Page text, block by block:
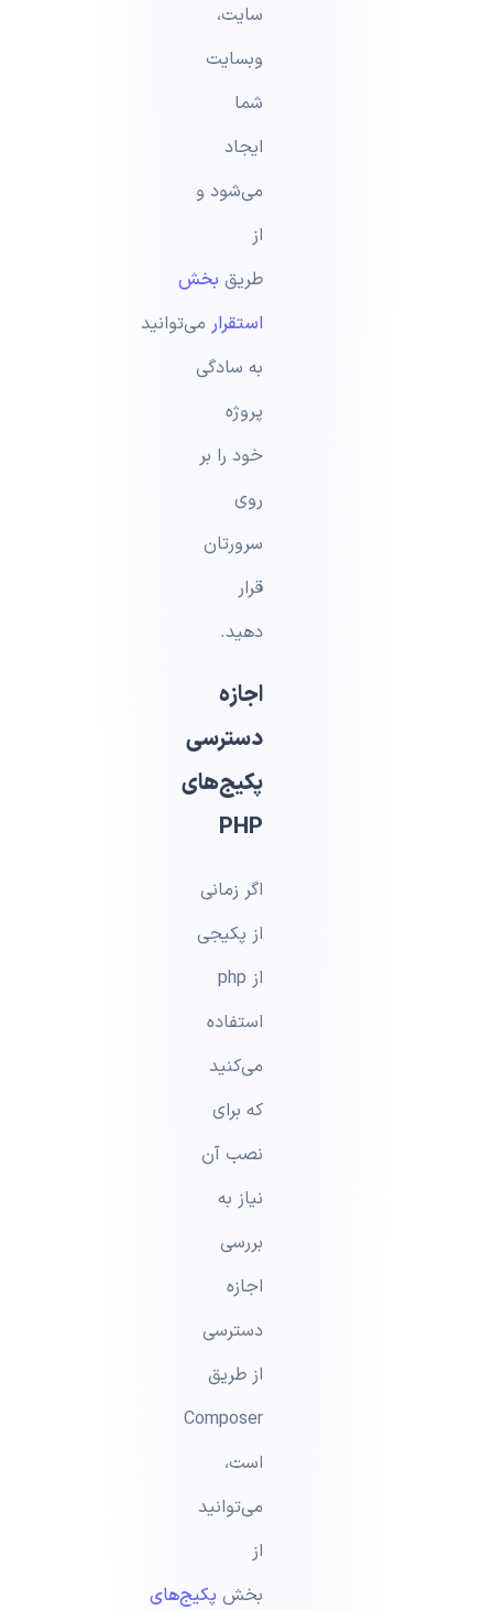
سایت،
وبسایت
شما
ایجاد
می‌شود و
از
طریق بخش
استقرارمی‌توانید
به سادگی
پروژه
خود را بر
روی
سرورتان
قرار
دهید.
اجازه
دسترسی
پکیج‌های
PHP
اگر زمانی
از پکیجی
از php
استفاده
می‌کنید
که برای
نصب آن
نیاز به
بررسی
اجازه
دسترسی
از طریق
Composer
است،
می‌توانید
از
بخش پکیج‌های